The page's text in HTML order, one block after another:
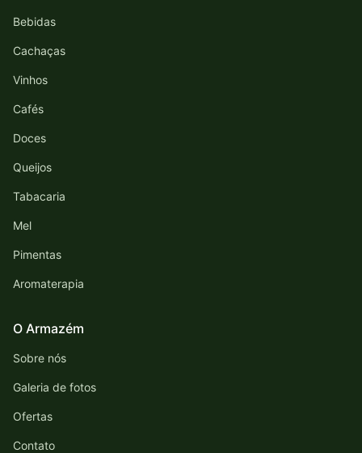
Bebidas
Cachaças
Vinhos
Cafés
Doces
Queijos
Tabacaria
Mel
Pimentas
Aromaterapia
O Armazém
Sobre nós
Galeria de fotos
Ofertas
Contato